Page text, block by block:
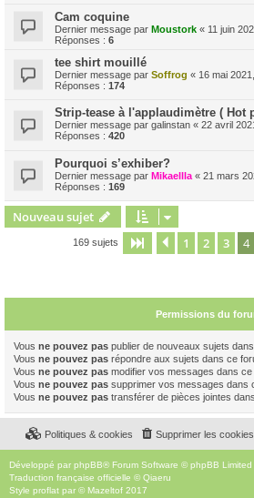
Cam coquine
Dernier message par Moustork « 11 juin
Réponses : 6
tee shirt mouillé
Dernier message par Soffrog « 16 mai
Réponses : 174
Strip-tease à l'applaudimètre ( Hot
Dernier message par galinstan « 22 avril
Réponses : 420
Pourquoi s’exhiber?
Dernier message par Mikaellla « 21 mars
Réponses : 169
Nouveau sujet
169 sujets Page sur7
Précédent
1 2 3 4
Permissions du
Vous ne pouvez pas publier de nouveaux sujets
Vous ne pouvez pas répondre aux sujets dans ce
Vous ne pouvez pas modifier vos messages dans ce
Vous ne pouvez pas supprimer vos messages dans
Vous ne pouvez pas transférer de pièces jointes
Supprimer les cookies
Politiques & cookies
Développé par phpBB® Forum Software © phpBB Limited
Traduction française officielle ©Qiaeru
Style proflat par © Mazeltof 2017